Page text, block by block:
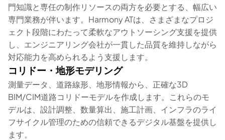
門知識と専任の制作リソースの両方を必要とする、幅広い
専門業務が伴います。Harmony ATは、さまざまなプロジ
ェクト段階にわたって柔軟なアウトソーシング支援を提供
し、エンジニアリング会社が一貫した品質を維持しながら
対応能力を高められるよう支援します。
コリドー・地形モデリング
測量データ、道路線形、地形情報から、正確な3D
BIM/CIM道路コリドーモデルを作成します。これらのモ
デルは、設計調整、数量算出、施工計画、インフラのライ
フサイクル管理のための信頼できるデジタル基盤を提供し
ます。